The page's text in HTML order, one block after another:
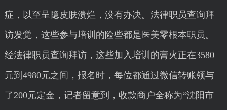
症，以至呈隐皮肤溃烂，没有办决。法律职员查询拜
访发觉，这些参与培训的险些都是医美零根本职员。
经法律职员查询拜访，这些加入培训的膏火正在3580
元到4980元之间，报名时，每位都通过微信转账领与
了200元定金，记者留意到，收款商户全称为“沈阳市